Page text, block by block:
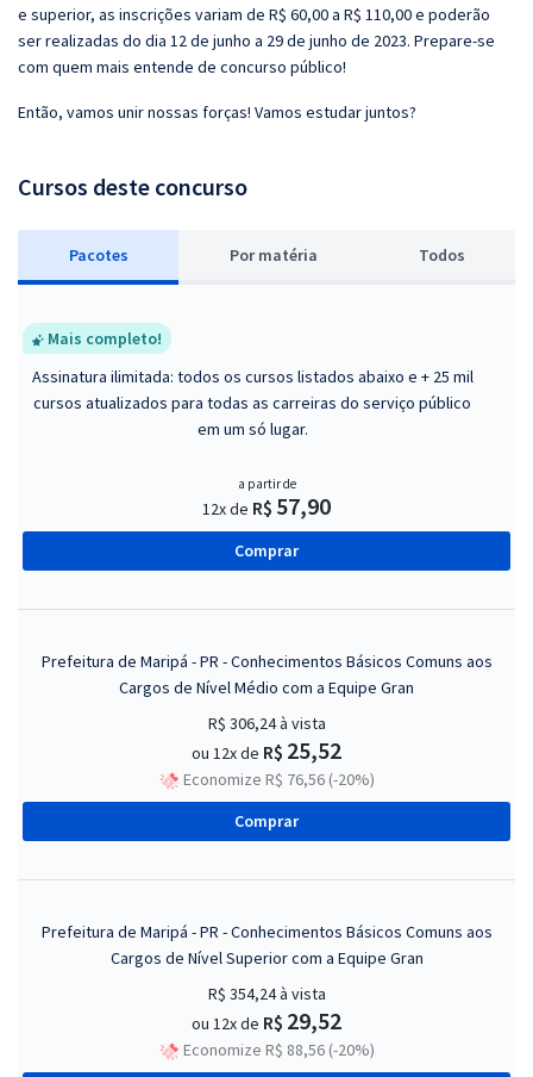
e superior, as inscrições variam de R$ 60,00 a R$ 110,00 e poderão
ser realizadas do dia 12 de junho a 29 de junho de 2023. Prepare-se
com quem mais entende de concurso público!
Então, vamos unir nossas forças! Vamos estudar juntos?
Cursos deste concurso
Pacotes Por matéria Todos
Mais completo!
Assinatura ilimitada: todos os cursos listados abaixo e + 25 mil
cursos atualizados para todas as carreiras do serviço público
em um só lugar.
a partir de
12x de R$ 57,90
Comprar
Prefeitura de Maripá - PR - Conhecimentos Básicos Comuns aos
Cargos de Nível Médio com a Equipe Gran
R$ 306,24à vista
ou 12x de R$ 25,52
Economize R$ 76,56 (-20%)
Comprar
Prefeitura de Maripá - PR - Conhecimentos Básicos Comuns aos
Cargos de Nível Superior com a Equipe Gran
R$ 354,24à vista
ou 12x de R$ 29,52
Economize R$ 88,56 (-20%)